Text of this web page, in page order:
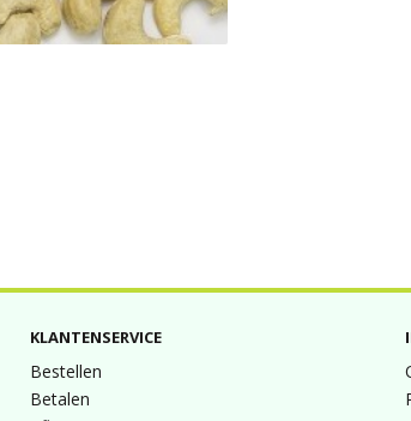
KLANTENSERVICE
Bestellen
Betalen